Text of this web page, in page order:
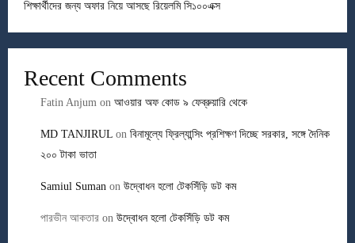
শিক্ষার্থীদের জন্য অফার নিয়ে আসছে রিয়েলমি সি১০০এক্স
Recent Comments
Fatin Anjum on আওয়ার অফ কোড ৯ ফেব্রুয়ারি থেকে
MD TANJIRUL on বিনামূল্যে ফ্রিল্যান্সিং প্রশিক্ষণ দিচ্ছে সরকার, সঙ্গে দৈনিক
২০০ টাকা ভাতা
Samiul Suman on উদ্বোধন হলো টেকসিঁড়ি ডট কম
পারভীন আকতার on উদ্বোধন হলো টেকসিঁড়ি ডট কম